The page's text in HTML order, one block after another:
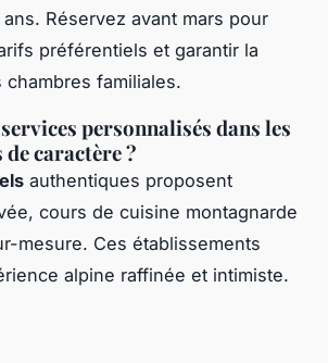
Réservez avant mars pour
préférentiels et garantir la
familiales.
personnalisés dans les
caractère ?
authentiques proposent
cours de cuisine montagnarde
mesure. Ces établissements
alpine raffinée et intimiste.